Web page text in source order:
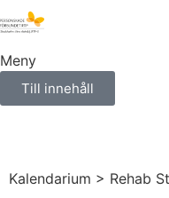
Meny
Till innehåll
Kalendarium > Rehab